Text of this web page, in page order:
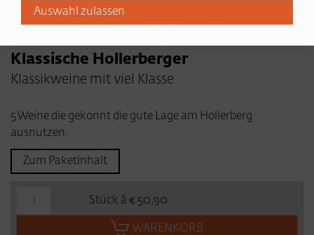
Klassische Hollerberger
Klassikweine mit viel Klasse
5 Weine die gekonnt die gute Lage am Hollerberg
ausnutzen.
Zum Paketinhalt
Stück á € 50,90
WARENKORB